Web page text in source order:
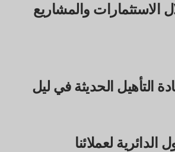
الاستثمارات والمشاريع
التأهيل الحديثة في ليل
الدائرية لعملائنا